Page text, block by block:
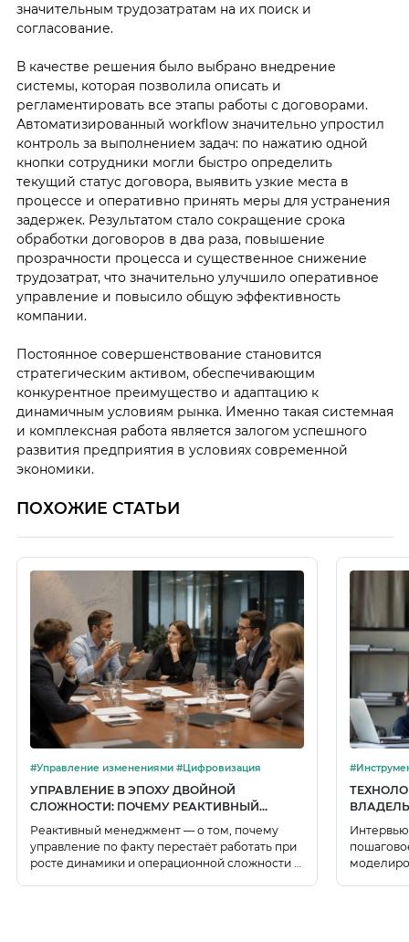
значительным трудозатратам на их поиск и
согласование.
В качестве решения было выбрано внедрение
системы, которая позволила описать и
регламентировать все этапы работы с договорами.
Автоматизированный workflow значительно упростил
контроль за выполнением задач: по нажатию одной
кнопки сотрудники могли быстро определить
текущий статус договора, выявить узкие места в
процессе и оперативно принять меры для устранения
задержек. Результатом стало сокращение срока
обработки договоров в два раза, повышение
прозрачности процесса и существенное снижение
трудозатрат, что значительно улучшило оперативное
управление и повысило общую эффективность
компании.
Постоянное совершенствование становится
стратегическим активом, обеспечивающим
конкурентное преимущество и адаптацию к
динамичным условиям рынка. Именно такая системная
и комплексная работа является залогом успешного
развития предприятия в условиях современной
экономики.
ПОХОЖИЕ СТАТЬИ
#Управление изменениями #Цифровизация
УПРАВЛЕНИЕ В ЭПОХУ ДВОЙНОЙ
СЛОЖНОСТИ: ПОЧЕМУ РЕАКТИВНЫЙ
МЕНЕДЖМЕНТ НЕ ПОСПЕВАЕТ ЗА
Реактивный менеджмент — о том, почему
управление по факту перестаёт работать при
росте динамики и операционной сложности и